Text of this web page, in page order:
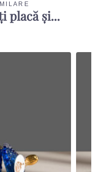
placă și...